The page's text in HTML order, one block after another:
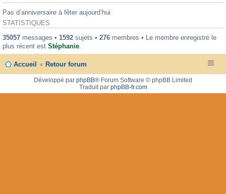
Pas d’anniversaire à fêter aujourd’hui
STATISTIQUES
35057 messages • 1592 sujets • 276 membres • Le membre enregistré le
plus récent est Stéphanie.
Accueil Retour forum
Développé par phpBB® Forum Software © phpBB Limited
Traduit par phpBB-fr.com